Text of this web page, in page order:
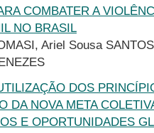
COMBATER A
NO BRASIL
Ariel Sousa
DOS
DA NOVA META
E OPORTUNIDADES